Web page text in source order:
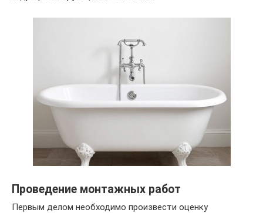
Проведение монтажных работ
Первым делом необходимо произвести оценку